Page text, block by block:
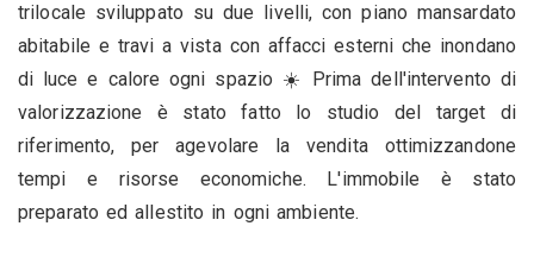
trilocale sviluppato su due livelli, con piano mansardato
abitabile e travi a vista con affacci esterni che inondano
di luce e calore ogni spazio ☀️ Prima dell'intervento di
valorizzazione è stato fatto lo studio del target di
riferimento, per agevolare la vendita ottimizzandone
tempi e risorse economiche. L'immobile è stato
preparato ed allestito in ogni ambiente.